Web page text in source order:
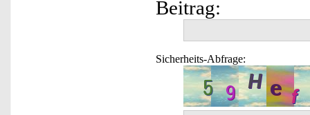
Beitrag:
Sicherheits-Abfrage: